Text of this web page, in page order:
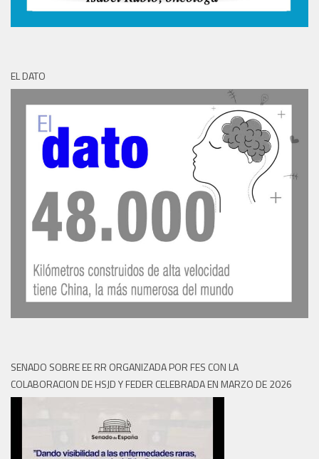
EL DATO
SENADO SOBRE EE RR ORGANIZADA POR FES CON LA
COLABORACION DE HSJD Y FEDER CELEBRADA EN MARZO DE 2026